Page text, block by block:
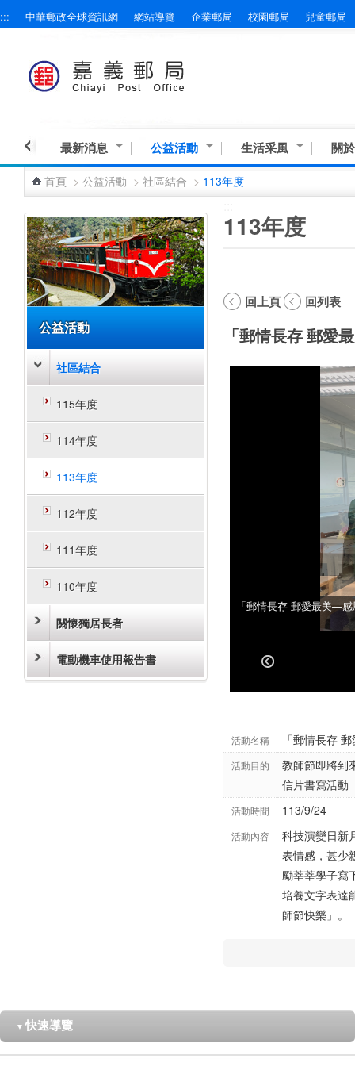
跳到主要內容區塊
::: 中華郵政全球資訊網 網站導覽 企業郵局 校園郵局 兒童郵局
最新消息 公益活動 生活采風 關
首頁 > 公益活動 > 社區結合 > 113年度
公益活動
社區結合
115年度
114年度
113年度
112年度
111年度
110年度
關懷獨居長者
電動機車使用報告書
113年度
回上頁 回列表
「郵情長存 郵愛
「郵情長存 郵愛最美—
「郵情長存 郵愛最美—
活動名稱 「郵情長存
活動目的
教師節即將到
信片書寫活動
活動時間 113/9/24
活動內容
科技演變日新
表情感，甚少
勵莘莘學子寫
培養文字表達
師節快樂」。
▼ 快速導覽